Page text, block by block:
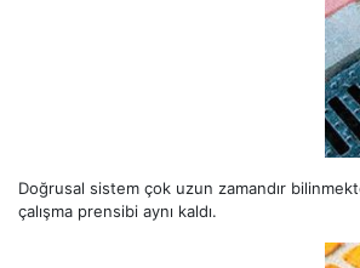
Doğrusal sistem çok uzun zamandır
çalışma prensibi aynı kaldı.